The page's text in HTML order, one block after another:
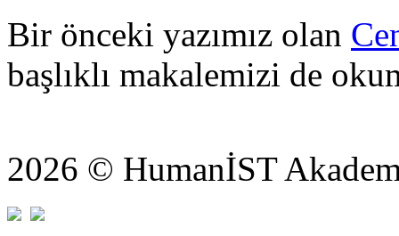
Bir önceki yazımız olan
başlıklı makalemizi de
2026 © HumanİST